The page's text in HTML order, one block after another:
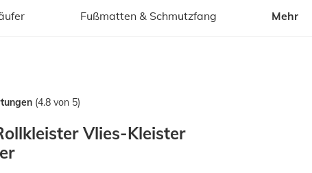
Fußmatten & Schmutzfang Mehr
Vlies-Kleister
(4.8 von 5)